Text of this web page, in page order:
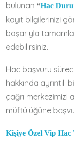
bulunan “Hac
kayıt bilgilerinizi
başarıyla
edebilirsiniz.
Hac başvuru
hakkında ayrıntılı
çağrı merkezimizi
müftülüğüne
Kişiye Özel Vip Hac